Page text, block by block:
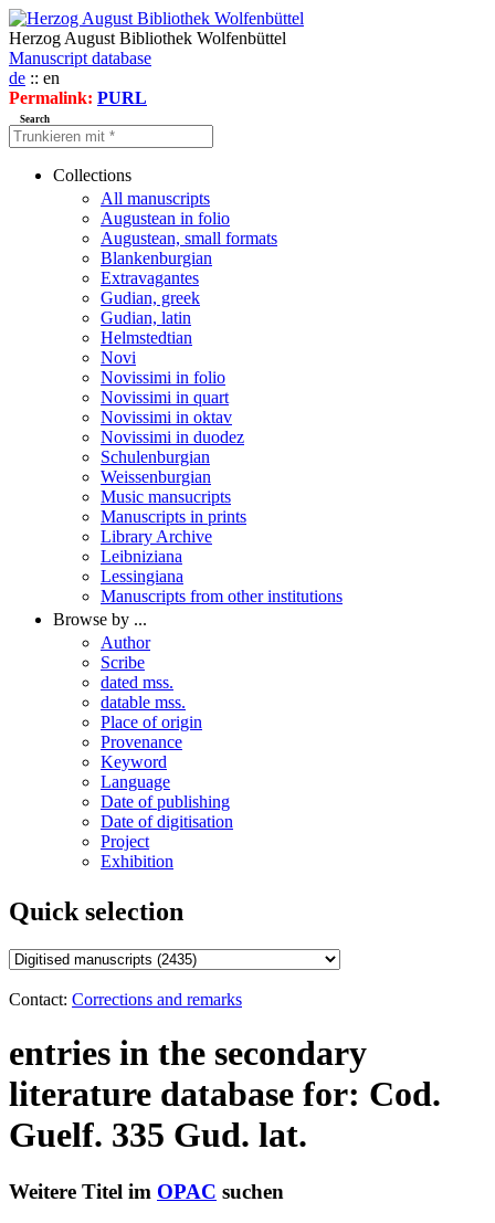
Herzog August Bibliothek Wolfenbüttel
Manuscript database
de :: en
Permalink: PURL
Search
Collections
All manuscripts
Augustean in folio
Augustean, small formats
Blankenburgian
Extravagantes
Gudian, greek
Gudian, latin
Helmstedtian
Novi
Novissimi in folio
Novissimi in quart
Novissimi in oktav
Novissimi in duodez
Schulenburgian
Weissenburgian
Music mansucripts
Manuscripts in prints
Library Archive
Leibniziana
Lessingiana
Manuscripts from other institutions
Browse by ...
Author
Scribe
dated mss.
datable mss.
Place of origin
Provenance
Keyword
Language
Date of publishing
Date of digitisation
Project
Exhibition
Quick selection
Contact: Corrections and remarks
entries in the secondary
literature database for: Cod.
Guelf. 335 Gud. lat.
Weitere Titel im OPAC suchen